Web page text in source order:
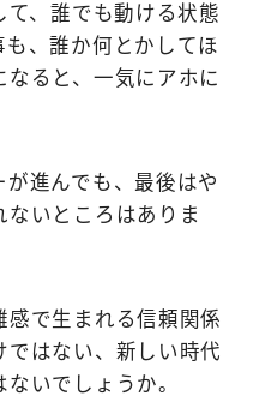
、誰でも動ける状態
、誰か何とかしてほ
なると、一気にアホに
進んでも、最後はや
ないところはありま
で生まれる信頼関係
ではない、新しい時代
いでしょうか。